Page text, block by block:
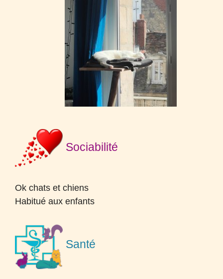
Sociabilité
Ok chats et chiens
Habitué aux enfants
Santé